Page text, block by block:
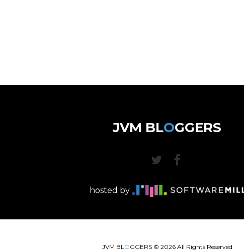
JVM BLOGGERS
hosted by
JVM BLOGGERS © 2026All Rights Reserved